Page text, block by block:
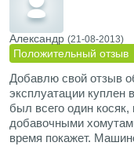
так!!!!!); не могу
чуть похолодает или
печка на всю или
включать (кстати
муровые блоки, хотя
похрустывают на
Александр (21-08-2013)
Положительный отзыв
Добавлю свой отзыв
эксплуатации куплен
был всего один косяк,
добавочными
время покажет.